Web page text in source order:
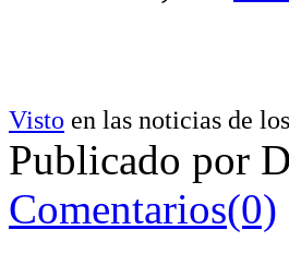
Visto en las noticias de
Publicado por
Comentarios(0)